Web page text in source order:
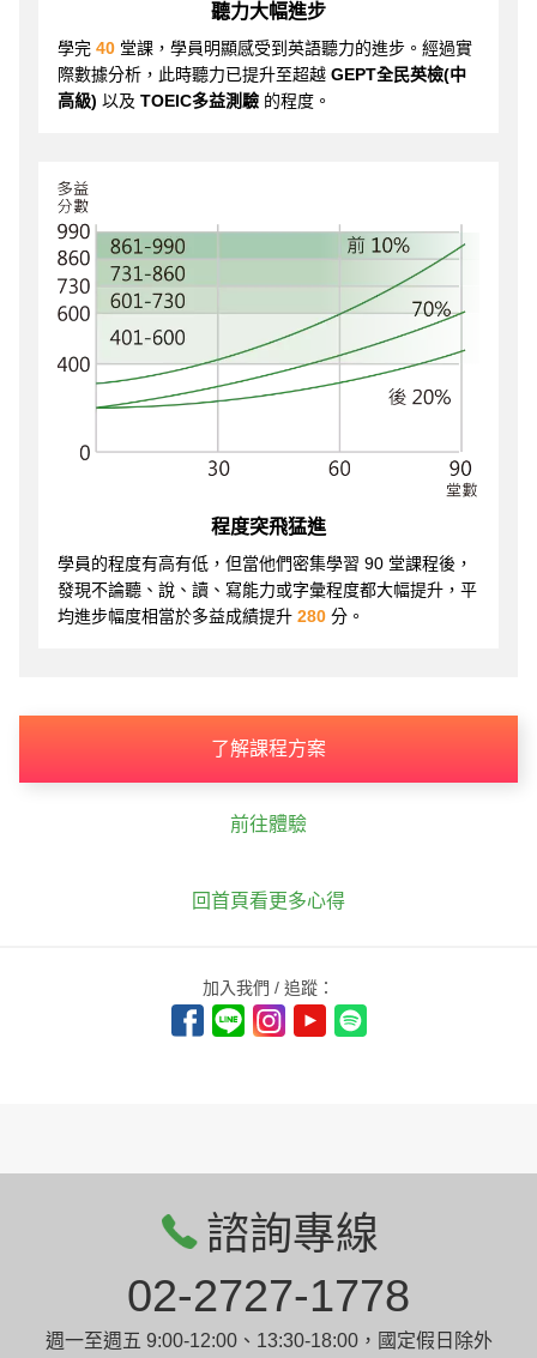
聽力大幅進步
學完 40 堂課，學員明顯感受到英語聽力的進步。經過實
際數據分析，此時聽力已提升至超越 GEPT全民英檢(中
高級) 以及 TOEIC多益測驗 的程度。
程度突飛猛進
學員的程度有高有低，但當他們密集學習 90 堂課程後，
發現不論聽、說、讀、寫能力或字彙程度都大幅提升，平
均進步幅度相當於多益成績提升 280 分。
了解課程方案
前往體驗
回首頁看更多心得
加入我們 / 追蹤：
諮詢專線
02-2727-1778
週一至週五 9:00-12:00、13:30-18:00，國定假日除外